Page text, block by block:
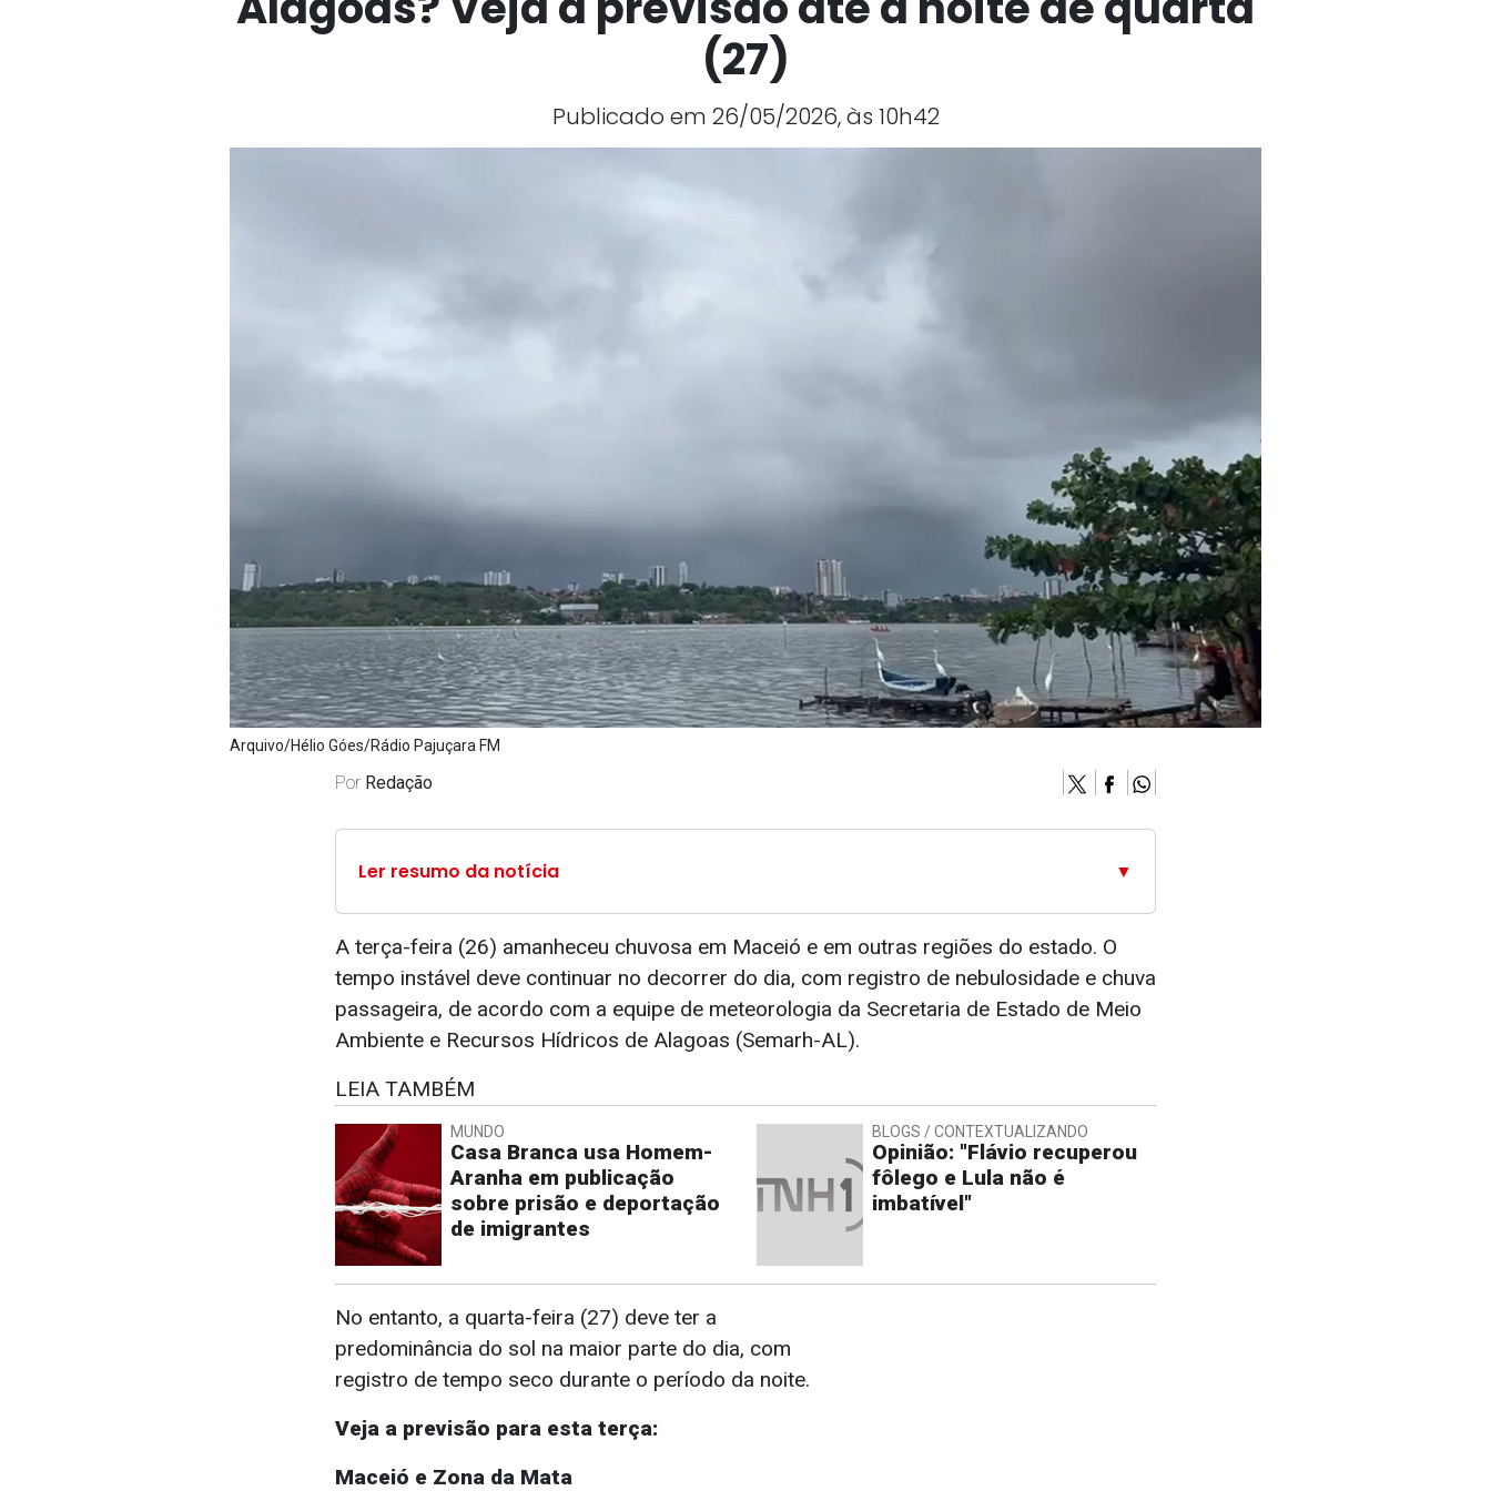
(27)
Publicado em 26/05/2026, às 10h42
Arquivo/Hélio Góes/Rádio Pajuçara FM
Por Redação
Ler resumo da notícia ▼
A terça-feira (26) amanheceu chuvosa em Maceió e em outras regiões do estado. O
tempo instável deve continuar no decorrer do dia, com registro de nebulosidade e chuva
passageira, de acordo com a equipe de meteorologia da Secretaria de Estado de Meio
Ambiente e Recursos Hídricos de Alagoas (Semarh-AL).
LEIA TAMBÉM
MUNDO
Casa Branca usa Homem-
Aranha em publicação
sobre prisão e deportação
de imigrantes
BLOGS / CONTEXTUALIZANDO
Opinião: "Flávio recuperou
fôlego e Lula não é
imbatível"
No entanto, a quarta-feira (27) deve ter a
predominância do sol na maior parte do dia, com
registro de tempo seco durante o período da noite.
Veja a previsão para esta terça:
Maceió e Zona da Mata